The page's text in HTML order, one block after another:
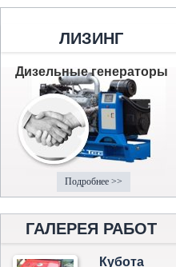
ЛИЗИНГ
Дизельные генераторы
Подробнее >>
ГАЛЕРЕЯ РАБОТ
Кубота